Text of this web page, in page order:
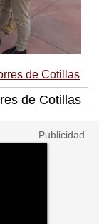
de Cotillas
de Cotillas